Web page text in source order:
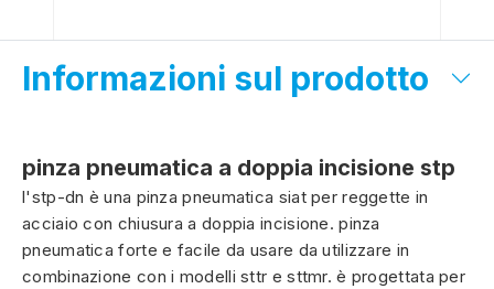
Informazioni sul prodotto
pinza pneumatica a doppia incisione stp
l'stp-dn è una pinza pneumatica siat per reggette in
acciaio con chiusura a doppia incisione. pinza
pneumatica forte e facile da usare da utilizzare in
combinazione con i modelli sttr e sttmr. è progettata per